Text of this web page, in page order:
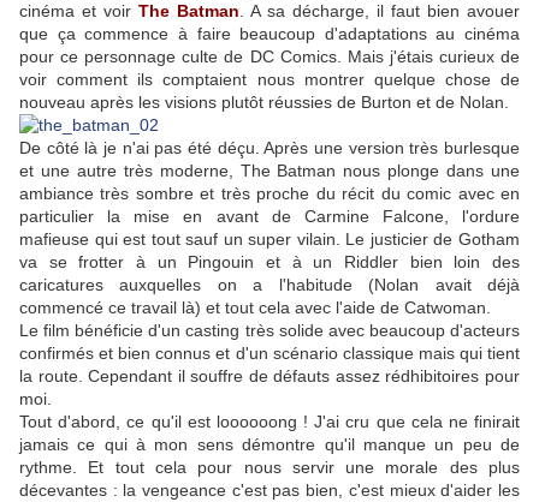
cinéma et voir The Batman . A sa décharge, il faut bien avouer
que ça commence à faire beaucoup d'adaptations au cinéma
pour ce personnage culte de DC Comics. Mais j'étais curieux de
voir comment ils comptaient nous montrer quelque chose de
nouveau après les visions plutôt réussies de Burton et de Nolan.
De côté là je n'ai pas été déçu. Après une version très burlesque
et une autre très moderne, The Batman nous plonge dans une
ambiance très sombre et très proche du récit du comic avec en
particulier la mise en avant de Carmine Falcone, l'ordure
mafieuse qui est tout sauf un super vilain. Le justicier de Gotham
va se frotter à un Pingouin et à un Riddler bien loin des
caricatures auxquelles on a l'habitude (Nolan avait déjà
commencé ce travail là) et tout cela avec l'aide de Catwoman.
Le film bénéficie d'un casting très solide avec beaucoup d'acteurs
confirmés et bien connus et d'un scénario classique mais qui tient
la route. Cependant il souffre de défauts assez rédhibitoires pour
moi.
Tout d'abord, ce qu'il est loooooong ! J'ai cru que cela ne finirait
jamais ce qui à mon sens démontre qu'il manque un peu de
rythme. Et tout cela pour nous servir une morale des plus
décevantes : la vengeance c'est pas bien, c'est mieux d'aider les